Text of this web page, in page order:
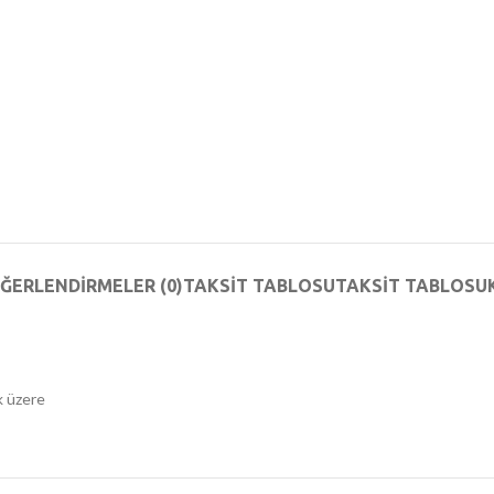
(0)TAKSIT TABLOSUTAKSIT TABLOSU
üzere